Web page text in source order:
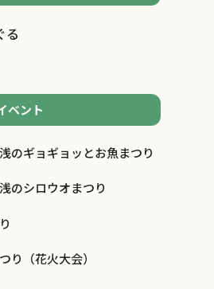
る
ベント
のギョギョッとお魚まつり
のシロウオまつり
り（花火大会）